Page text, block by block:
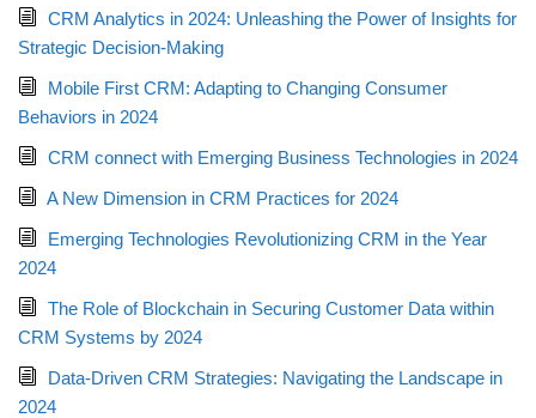
CRM Analytics in 2024: Unleashing the Power of Insights for
Strategic Decision-Making
Mobile First CRM: Adapting to Changing Consumer
Behaviors in 2024
CRM connect with Emerging Business Technologies in 2024
A New Dimension in CRM Practices for 2024
Emerging Technologies Revolutionizing CRM in the Year
2024
The Role of Blockchain in Securing Customer Data within
CRM Systems by 2024
Data-Driven CRM Strategies: Navigating the Landscape in
2024